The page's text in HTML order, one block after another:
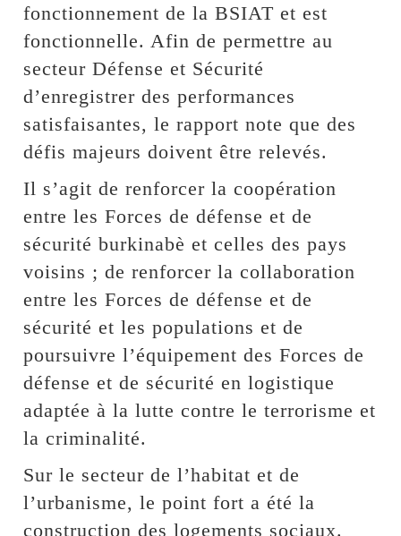
fonctionnement de la BSIAT et est
fonctionnelle. Afin de permettre au
secteur Défense et Sécurité
d’enregistrer des performances
satisfaisantes, le rapport note que des
défis majeurs doivent être relevés.
Il s’agit de renforcer la coopération
entre les Forces de défense et de
sécurité burkinabè et celles des pays
voisins ; de renforcer la collaboration
entre les Forces de défense et de
sécurité et les populations et de
poursuivre l’équipement des Forces de
défense et de sécurité en logistique
adaptée à la lutte contre le terrorisme et
la criminalité.
Sur le secteur de l’habitat et de
l’urbanisme, le point fort a été la
construction des logements sociaux.